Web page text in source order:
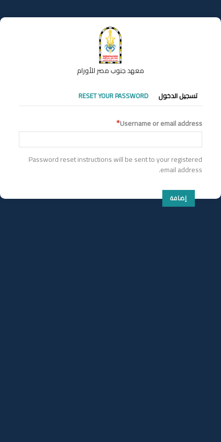
إلى
المحتوى
معهد جنوب مصر للأورام
التبويبات
الأساسية
تسجيل الدخول RESET YOUR PASSWORD
Username or email address
Password reset instructions will be sent to your registered
email address.